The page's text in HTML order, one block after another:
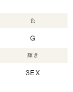
色
G
輝き
3EX